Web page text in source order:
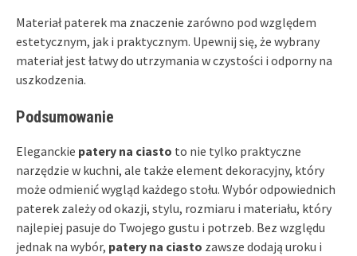
Materiał paterek ma znaczenie zarówno pod względem
estetycznym, jak i praktycznym. Upewnij się, że wybrany
materiał jest łatwy do utrzymania w czystości i odporny na
uszkodzenia.
Podsumowanie
Eleganckie patery na ciasto to nie tylko praktyczne
narzędzie w kuchni, ale także element dekoracyjny, który
może odmienić wygląd każdego stołu. Wybór odpowiednich
paterek zależy od okazji, stylu, rozmiaru i materiału, który
najlepiej pasuje do Twojego gustu i potrzeb. Bez względu
jednak na wybór, patery na ciasto zawsze dodają uroku i